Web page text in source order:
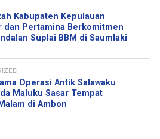
Kabupaten Kepulauan
dan Pertamina Berkomitmen
Suplai BBM di Saumlaki
Operasi Antik Salawaku
Maluku Sasar Tempat
di Ambon